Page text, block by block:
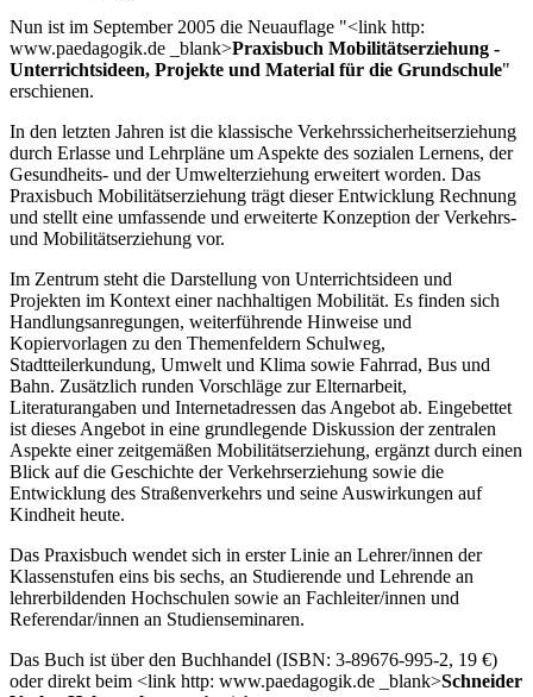
Nun ist im September 2005 die Neuauflage "<link http:
www.paedagogik.de _blank>Praxisbuch Mobilitätserziehung -
Unterrichtsideen, Projekte und Material für die Grundschule"
erschienen.
In den letzten Jahren ist die klassische Verkehrssicherheitserziehung
durch Erlasse und Lehrpläne um Aspekte des sozialen Lernens, der
Gesundheits- und der Umwelterziehung erweitert worden. Das
Praxisbuch Mobilitätserziehung trägt dieser Entwicklung Rechnung
und stellt eine umfassende und erweiterte Konzeption der Verkehrs-
und Mobilitätserziehung vor.
Im Zentrum steht die Darstellung von Unterrichtsideen und
Projekten im Kontext einer nachhaltigen Mobilität. Es finden sich
Handlungsanregungen, weiterführende Hinweise und
Kopiervorlagen zu den Themenfeldern Schulweg,
Stadtteilerkundung, Umwelt und Klima sowie Fahrrad, Bus und
Bahn. Zusätzlich runden Vorschläge zur Elternarbeit,
Literaturangaben und Internetadressen das Angebot ab. Eingebettet
ist dieses Angebot in eine grundlegende Diskussion der zentralen
Aspekte einer zeitgemäßen Mobilitätserziehung, ergänzt durch einen
Blick auf die Geschichte der Verkehrserziehung sowie die
Entwicklung des Straßenverkehrs und seine Auswirkungen auf
Kindheit heute.
Das Praxisbuch wendet sich in erster Linie an Lehrer/innen der
Klassenstufen eins bis sechs, an Studierende und Lehrende an
lehrerbildenden Hochschulen sowie an Fachleiter/innen und
Referendar/innen an Studienseminaren.
Das Buch ist über den Buchhandel (ISBN: 3-89676-995-2, 19 €)
oder direkt beim <link http: www.paedagogik.de _blank>Schneider